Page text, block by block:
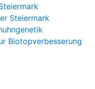
Steiermark
Biotopverbesserung